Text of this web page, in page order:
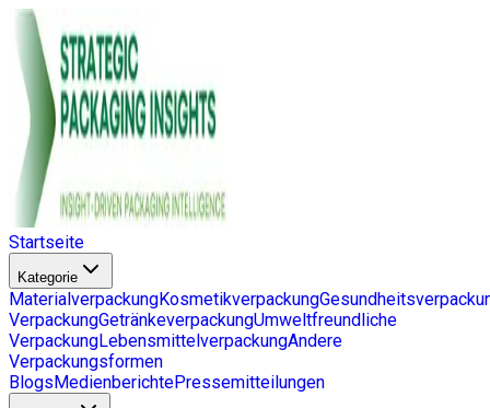
Startseite
Kategorie
MaterialverpackungKosmetikverpackung
VerpackungGetränkeverpackungUmweltfreundliche
VerpackungLebensmittelverpackungAndere
Verpackungsformen
BlogsMedienberichtePressemitteilungen